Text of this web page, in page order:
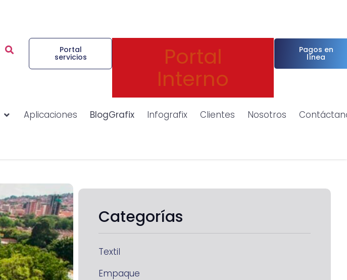
Portal
servicios Portal
Interno
Pagos en
línea
Aplicaciones BlogGrafix Infografix Clientes Nosotros
Categorías
Textil
Empaque